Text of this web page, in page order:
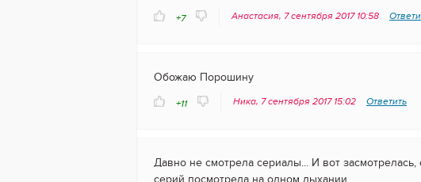
+7 Анастасия, 7 сентября 2017 10:58
Обожаю Порошину
+11 Ника, 7 сентября 2017 15:02 Ответить
Давно не смотрела сериалы... И вот